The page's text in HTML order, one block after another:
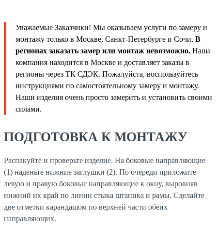
Уважаемые Заказчики! Мы оказываем услуги по замеру и
монтажу только в Москве, Санкт-Петербурге и Сочи. В
регионах заказать замер или монтаж невозможно. Наша
компания находится в Москве и доставляет заказы в
регионы через ТК СДЭК. Пожалуйста, воспользуйтесь
инструкциями по самостоятельному замеру и монтажу.
Наши изделия очень просто замерить и установить своими
силами.
ПОДГОТОВКА К МОНТАЖУ
Распакуйте и проверьте изделие. На боковые направляющие
(1) наденьте нижние заглушки (2). По очереди приложите
левую и правую боковые направляющие к окну, выровняв
нижний их край по линии стыка штапика и рамы. Сделайте
две отметки карандашом по верхней части обеих
направляющих.